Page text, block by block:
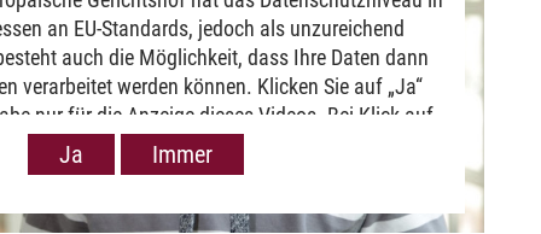
an EU-Standards, jedoch als unzureichend
auch die Möglichkeit, dass Ihre Daten dann
verarbeitet werden können. Klicken Sie auf „Ja“
nur für die Anzeige dieses Videos. Bei Klick auf
generell bei Anzeige von Youtube-Videos
Informationen hierzu entnehmen Sie bitte
Ja Immer